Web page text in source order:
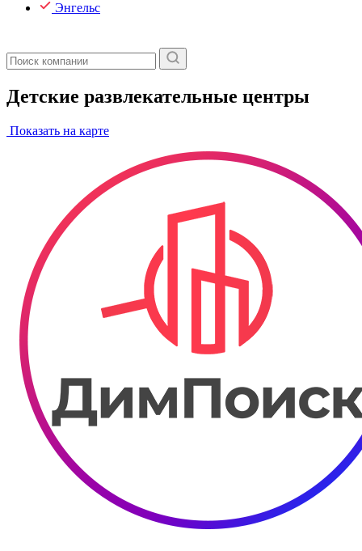
Энгельс
Детские развлекательные центры
Показать на карте